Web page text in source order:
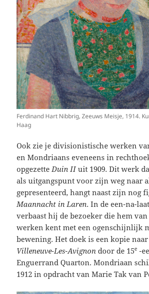
Ferdinand Hart Nibbrig, Zeeuws Meisje, 1914.
Haag
Ook zie je divisionistische werken
en Mondriaans eveneens in
opgezette Duin IIuit 1909. Dit werk
als uitgangspunt voor zijn weg naar
gepresenteerd, hangt naast zijn nog
Maannacht in Laren. In de een-na-
verbaast hij de bezoeker die hem
werken kent met een ogenschijnlijk
bewening. Het doek is een kopie
Villeneuve-Les-Avignondoor de 15e -
Enguerrand Quarton. Mondriaan
1912 in opdracht van Marie Tak van